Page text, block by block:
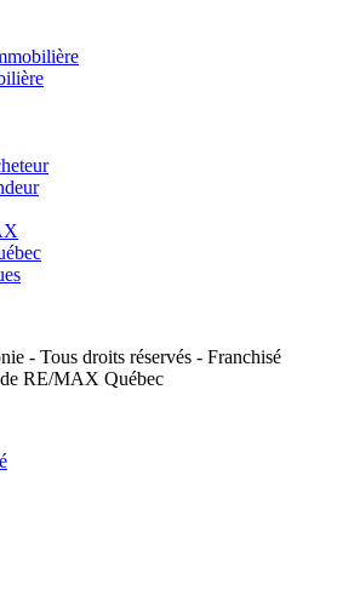
- Tous droits réservés - Franchisé
RE/MAX Québec